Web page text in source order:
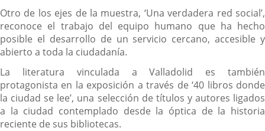
Otro de los ejes de la muestra, ‘Una verdadera red social’,
reconoce el trabajo del equipo humano que ha hecho
posible el desarrollo de un servicio cercano, accesible y
abierto a toda la ciudadanía.
La literatura vinculada a Valladolid es también
protagonista en la exposición a través de ‘40 libros donde
la ciudad se lee’, una selección de títulos y autores ligados
a la ciudad contemplado desde la óptica de la historia
reciente de sus bibliotecas.